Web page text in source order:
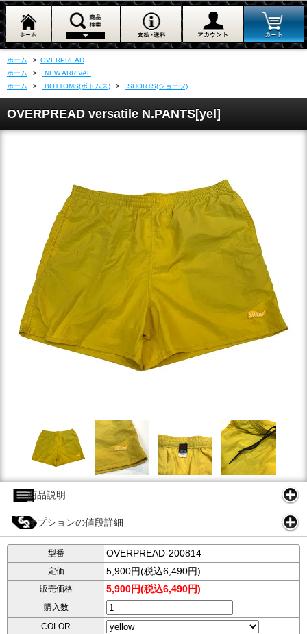
ホーム > OVERPREAD
ホーム
>
NEW ARRIVAL
ホーム
> BOTTOMS(ボトムス) > SHORTS(ショーツ)
OVERPREAD versatile N.PANTS[yel]
商品説明
オプションの値段詳細
型番 OVERPREAD-200814
定価 5,900円(税込6,490円)
販売価格 5,900円(税込6,490円)
購入数
COLOR